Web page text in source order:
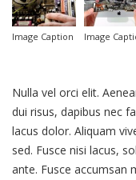
Image Caption Image
Nulla vel orci elit.
dui risus, dapibus nec
lacus dolor. Aliquam
sed. Fusce nisi lacus,
ante. Fusce accumsan